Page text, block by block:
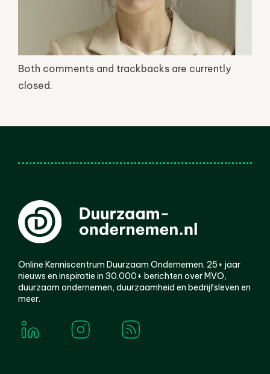
Both comments and trackbacks are currently
closed.
Online Kenniscentrum Duurzaam Ondernemen. 25+ jaar
nieuws en inspiratie in 30.000+ berichten over MVO,
duurzaam ondernemen, duurzaamheid en bedrijfsleven en
meer.